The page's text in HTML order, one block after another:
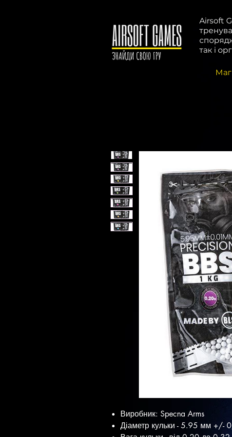
Airsoft
так і
Виробник: Specna Arms
Діаметр кульки - 5.95 мм +/-